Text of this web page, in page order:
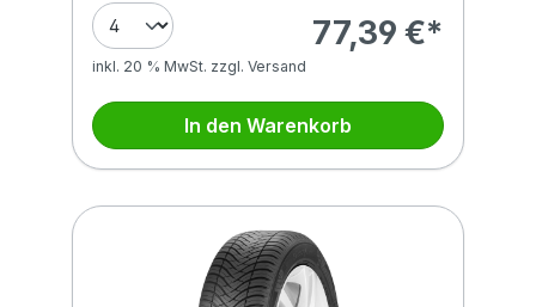
77,39 €*
inkl. 20 % MwSt. zzgl. Versand
In den Warenkorb